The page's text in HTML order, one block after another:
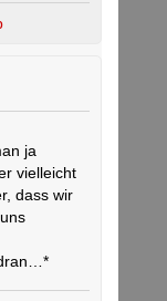
ja
vielleicht
dass wir